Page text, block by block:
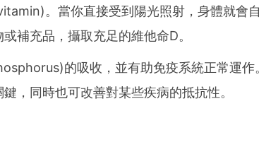
。當你直接受到陽光照射，身體就會自
補充品，攝取充足的維他命D。
的吸收，並有助免疫系統正常運作。
，同時也可改善對某些疾病的抵抗性。